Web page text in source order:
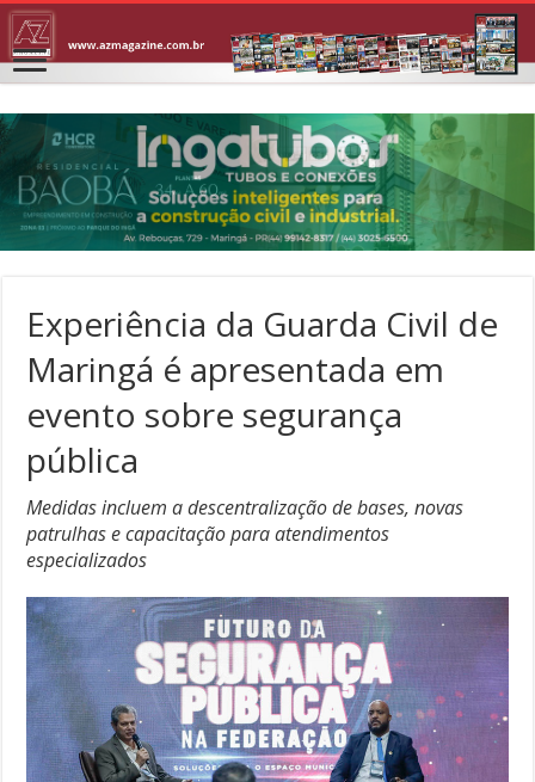
Experiência da Guarda Civil de
Maringá é apresentada em
evento sobre segurança
pública
Medidas incluem a descentralização de bases, novas
patrulhas e capacitação para atendimentos
especializados